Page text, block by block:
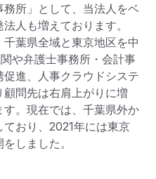
所」として、当法人をベ
人も増えております。
葉県全域と東京地区を中
や弁護士事務所・会計事
進、人事クラウドシステ
問先は右肩上がりに増
。現在では、千葉県外か
おり、2021年には東京
しました。